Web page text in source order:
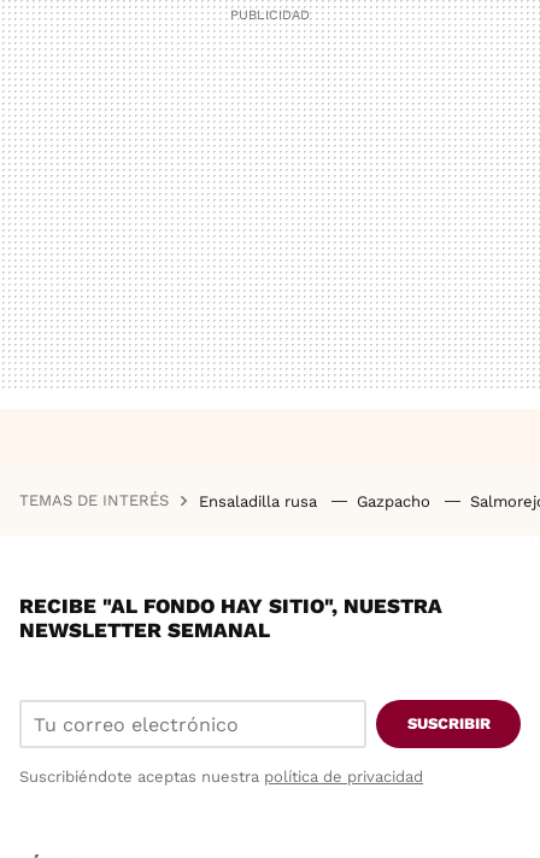
TEMAS DE INTERÉS Ensaladilla rusa Gazpacho
RECIBE "AL FONDO HAY SITIO", NUESTRA
NEWSLETTER SEMANAL
SUSCRIBIR
Suscribiéndote aceptas nuestra política de privacidad